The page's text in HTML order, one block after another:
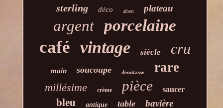
sterling déco albert plateau
argent porcelaine
café vintage siècle cru
main soucoupe demitasse rare
millésime crème pièce saucer
bleu antique table bavière